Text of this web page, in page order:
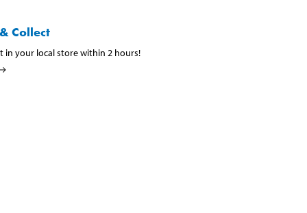
Collect
in your local store within 2 hours!